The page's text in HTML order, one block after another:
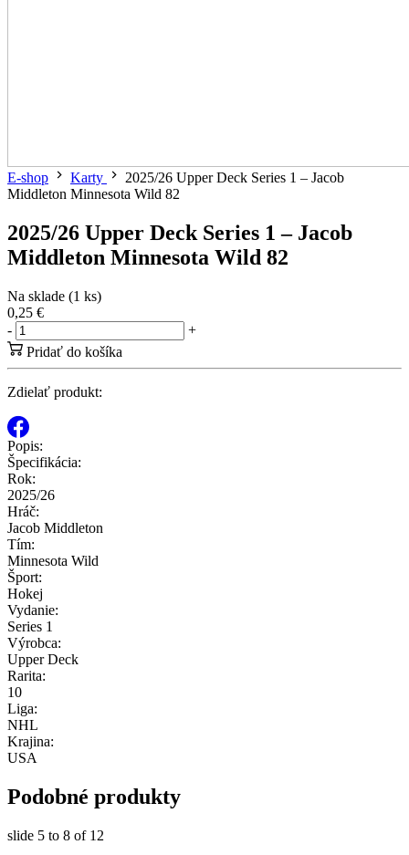
E-shop Karty
2025/26 Upper Deck Series 1 – Jacob
Middleton Minnesota Wild 82
2025/26 Upper Deck Series 1 – Jacob
Middleton Minnesota Wild 82
Na sklade (1 ks)
0,25 €
-
+
Pridať do košíka
Zdielať produkt:
Popis:
Špecifikácia:
Rok:
2025/26
Hráč:
Jacob Middleton
Tím:
Minnesota Wild
Šport:
Hokej
Vydanie:
Series 1
Výrobca:
Upper Deck
Rarita:
10
Liga:
NHL
Krajina:
USA
Podobné produkty
slide 5 to 8 of 12